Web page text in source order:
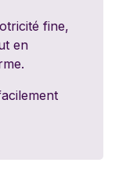
fine,
en